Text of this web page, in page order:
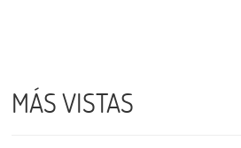
MÁS VISTAS